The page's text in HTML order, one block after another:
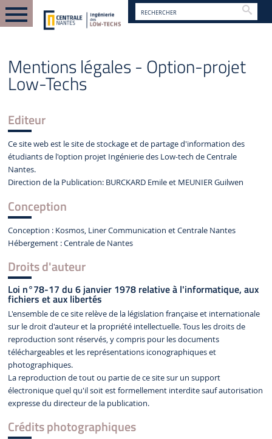
Mentions légales - Option-projet
Low-Techs
Editeur
Ce site web est le site de stockage et de partage d'information des
étudiants de l'option projet Ingénierie des Low-tech de Centrale
Nantes.
Direction de la Publication: BURCKARD Emile et MEUNIER Guilwen
Conception
Conception : Kosmos, Liner Communication et Centrale Nantes
Hébergement : Centrale de Nantes
Droits d'auteur
Loi n°78-17 du 6 janvier 1978 relative à l'informatique, aux
fichiers et aux libertés
L'ensemble de ce site relève de la législation française et internationale
sur le droit d'auteur et la propriété intellectuelle. Tous les droits de
reproduction sont réservés, y compris pour les documents
téléchargeables et les représentations iconographiques et
photographiques.
La reproduction de tout ou partie de ce site sur un support
électronique quel qu'il soit est formellement interdite sauf autorisation
expresse du directeur de la publication.
Crédits photographiques